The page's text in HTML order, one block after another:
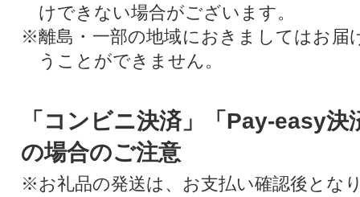
けできない場合がございます。
※離島・一部の地域におきましてはお届
うことができません。
「コンビニ決済」「Pay-easy決
の場合のご注意
※お礼品の発送は、お支払い確認後とな